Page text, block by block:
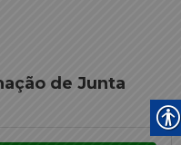
de Junta